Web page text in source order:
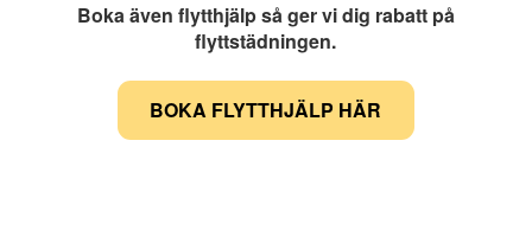
Boka även flytthjälp så ger vi dig rabatt på
flyttstädningen.
BOKA FLYTTHJÄLP HÄR